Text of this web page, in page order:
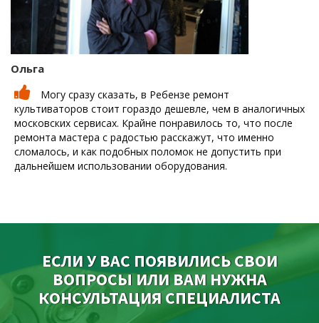
Ольга
Могу сразу сказать, в Ребензе ремонт
культиваторов стоит гораздо дешевле, чем в аналогичных
московских сервисах. Крайне понравилось то, что после
ремонта мастера с радостью расскажут, что именно
сломалось, и как подобных поломок не допустить при
дальнейшем использовании оборудования.
ЕСЛИ У ВАС ПОЯВИЛИСЬ СВОИ
ВОПРОСЫ ИЛИ ВАМ НУЖНА
КОНСУЛЬТАЦИЯ СПЕЦИАЛИСТА